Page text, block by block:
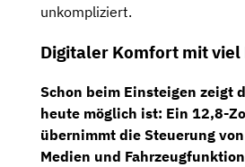
unkompliziert.
Digitaler Komfort mit
Schon beim Einsteigen zeigt
heute möglich ist: Ein 12,8-
übernimmt die Steuerung
Medien und